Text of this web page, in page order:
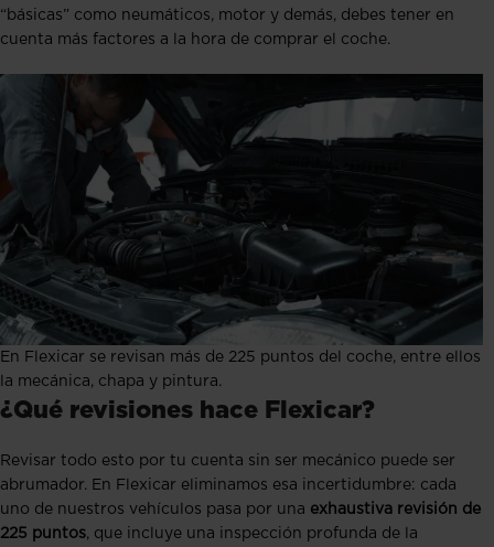
“básicas” como neumáticos, motor y demás, debes tener en
cuenta más factores a la hora de comprar el coche.
En Flexicar se revisan más de 225 puntos del coche, entre ellos
la mecánica, chapa y pintura.
¿Qué revisiones hace Flexicar?
Revisar todo esto por tu cuenta sin ser mecánico puede ser
abrumador. En Flexicar eliminamos esa incertidumbre: cada
uno de nuestros vehículos pasa por una exhaustiva revisión de
225 puntos, que incluye una inspección profunda de la